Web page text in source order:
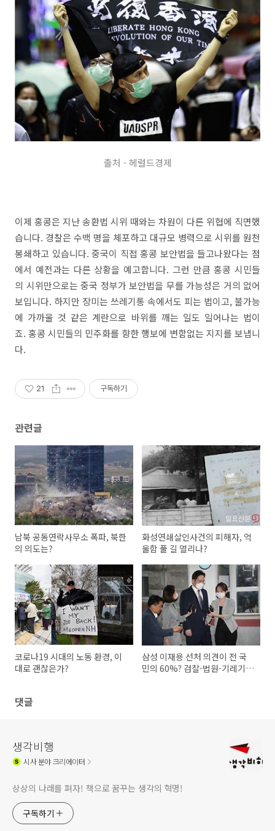
출처 - 헤럴드경제
이제 홍콩은 지난 송환법 시위 때와는 차원이 다른 위협에 직면했
습니다. 경찰은 수백 명을 체포하고 대규모 병력으로 시위를 원천
봉쇄하고 있습니다. 중국이 직접 홍콩 보안법을 들고나왔다는 점
에서 예전과는 다른 상황을 예고합니다. 그런 만큼 홍콩 시민들
의 시위만으로는 중국 정부가 보안법을 무를 가능성은 거의 없어
보입니다. 하지만 장미는 쓰레기통 속에서도 피는 법이고, 불가능
에 가까울 것 같은 계란으로 바위를 깨는 일도 일어나는 법이
죠. 홍콩 시민들의 민주화를 향한 행보에 변함없는 지지를 보냅니
다.
21 구독하기
관련글
남북 공동연락사무소 폭파, 북한
의 의도는?
화성연쇄살인사건의 피해자, 억
울함 풀 길 열리나?
코로나19 시대의 노동 환경, 이
대로 괜찮은가?
삼성 이재용 선처 의견이 전 국
민의 60%? 검찰-법원-기레기의
댓글
생각비행
시사분야 크리에이터
상상의 나래를 펴자! 책으로 꿈꾸는 생각의 혁명!
구독하기